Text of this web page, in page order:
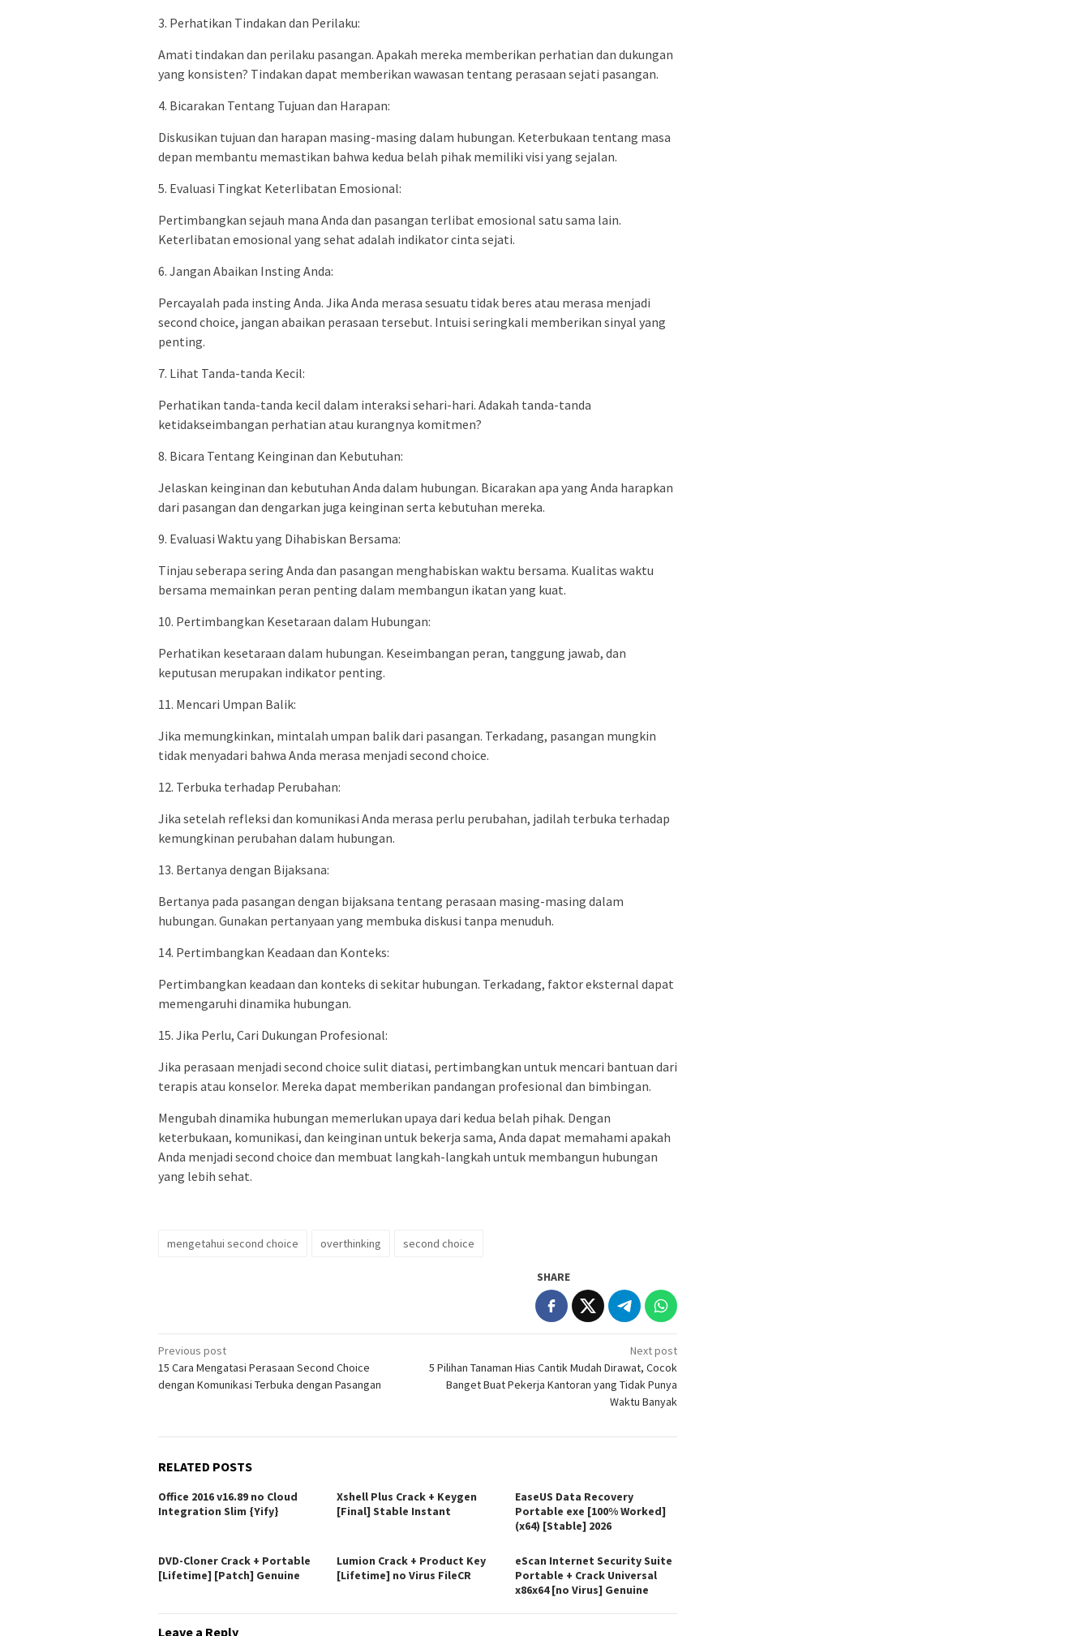
3. Perhatikan Tindakan dan Perilaku:
Amati tindakan dan perilaku pasangan. Apakah mereka memberikan perhatian dan dukungan
yang konsisten? Tindakan dapat memberikan wawasan tentang perasaan sejati pasangan.
4. Bicarakan Tentang Tujuan dan Harapan:
Diskusikan tujuan dan harapan masing-masing dalam hubungan. Keterbukaan tentang masa
depan membantu memastikan bahwa kedua belah pihak memiliki visi yang sejalan.
5. Evaluasi Tingkat Keterlibatan Emosional:
Pertimbangkan sejauh mana Anda dan pasangan terlibat emosional satu sama lain.
Keterlibatan emosional yang sehat adalah indikator cinta sejati.
6. Jangan Abaikan Insting Anda:
Percayalah pada insting Anda. Jika Anda merasa sesuatu tidak beres atau merasa menjadi
second choice, jangan abaikan perasaan tersebut. Intuisi seringkali memberikan sinyal yang
penting.
7. Lihat Tanda-tanda Kecil:
Perhatikan tanda-tanda kecil dalam interaksi sehari-hari. Adakah tanda-tanda
ketidakseimbangan perhatian atau kurangnya komitmen?
8. Bicara Tentang Keinginan dan Kebutuhan:
Jelaskan keinginan dan kebutuhan Anda dalam hubungan. Bicarakan apa yang Anda harapkan
dari pasangan dan dengarkan juga keinginan serta kebutuhan mereka.
9. Evaluasi Waktu yang Dihabiskan Bersama:
Tinjau seberapa sering Anda dan pasangan menghabiskan waktu bersama. Kualitas waktu
bersama memainkan peran penting dalam membangun ikatan yang kuat.
10. Pertimbangkan Kesetaraan dalam Hubungan:
Perhatikan kesetaraan dalam hubungan. Keseimbangan peran, tanggung jawab, dan
keputusan merupakan indikator penting.
11. Mencari Umpan Balik:
Jika memungkinkan, mintalah umpan balik dari pasangan. Terkadang, pasangan mungkin
tidak menyadari bahwa Anda merasa menjadi second choice.
12. Terbuka terhadap Perubahan:
Jika setelah refleksi dan komunikasi Anda merasa perlu perubahan, jadilah terbuka terhadap
kemungkinan perubahan dalam hubungan.
13. Bertanya dengan Bijaksana:
Bertanya pada pasangan dengan bijaksana tentang perasaan masing-masing dalam
hubungan. Gunakan pertanyaan yang membuka diskusi tanpa menuduh.
14. Pertimbangkan Keadaan dan Konteks:
Pertimbangkan keadaan dan konteks di sekitar hubungan. Terkadang, faktor eksternal dapat
memengaruhi dinamika hubungan.
15. Jika Perlu, Cari Dukungan Profesional:
Jika perasaan menjadi second choice sulit diatasi, pertimbangkan untuk mencari bantuan dari
terapis atau konselor. Mereka dapat memberikan pandangan profesional dan bimbingan.
Mengubah dinamika hubungan memerlukan upaya dari kedua belah pihak. Dengan
keterbukaan, komunikasi, dan keinginan untuk bekerja sama, Anda dapat memahami apakah
Anda menjadi second choice dan membuat langkah-langkah untuk membangun hubungan
yang lebih sehat.
mengetahui second choice overthinking second choice
SHARE
Post
navigation
Previous post
15 Cara Mengatasi Perasaan Second Choice
dengan Komunikasi Terbuka dengan Pasangan
Next post
5 Pilihan Tanaman Hias Cantik Mudah Dirawat, Cocok
Banget Buat Pekerja Kantoran yang Tidak Punya
Waktu Banyak
RELATED POSTS
Office 2016 v16.89 no Cloud
Integration Slim {Yify}
Xshell Plus Crack + Keygen
[Final] Stable Instant
EaseUS Data Recovery
Portable exe [100% Worked]
(x64) [Stable] 2026
DVD-Cloner Crack + Portable
[Lifetime] [Patch] Genuine
Lumion Crack + Product Key
[Lifetime] no Virus FileCR
eScan Internet Security Suite
Portable + Crack Universal
x86x64 [no Virus] Genuine
Leave a Reply